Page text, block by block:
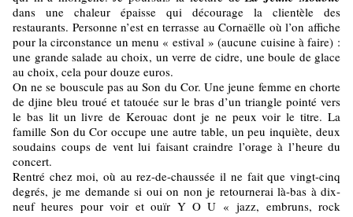
dans une chaleur épaisse qui décourage la clientèle des
restaurants. Personne n’est en terrasse au Cornaëlle où l’on affiche
pour la circonstance un menu « estival » (aucune cuisine à faire) :
une grande salade au choix, un verre de cidre, une boule de glace
au choix, cela pour douze euros.
On ne se bouscule pas au Son du Cor. Une jeune femme en chorte
de djine bleu troué et tatouée sur le bras d’un triangle pointé vers
le bas lit un livre de Kerouac dont je ne peux voir le titre. La
famille Son du Cor occupe une autre table, un peu inquiète, deux
soudains coups de vent lui faisant craindre l’orage à l’heure du
concert.
Rentré chez moi, où au rez-de-chaussée il ne fait que vingt-cinq
degrés, je me demande si oui on non je retournerai là-bas à dix-
neuf heures pour voir et ouïr Y O U « jazz, embruns, rock